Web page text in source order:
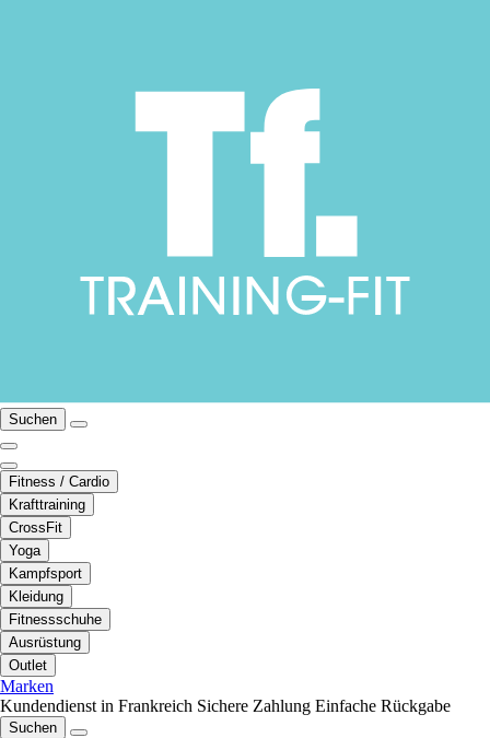
Suchen
Fitness / Cardio
Krafttraining
CrossFit
Yoga
Kampfsport
Kleidung
Fitnessschuhe
Ausrüstung
Outlet
Marken
Kundendienst in Frankreich Sichere Zahlung Einfache Rückgabe
Suchen